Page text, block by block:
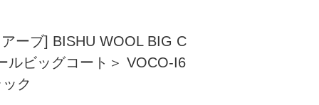
ーブ] BISHU WOOL BIG C
ルビッグコート＞ VOCO-I6
ク